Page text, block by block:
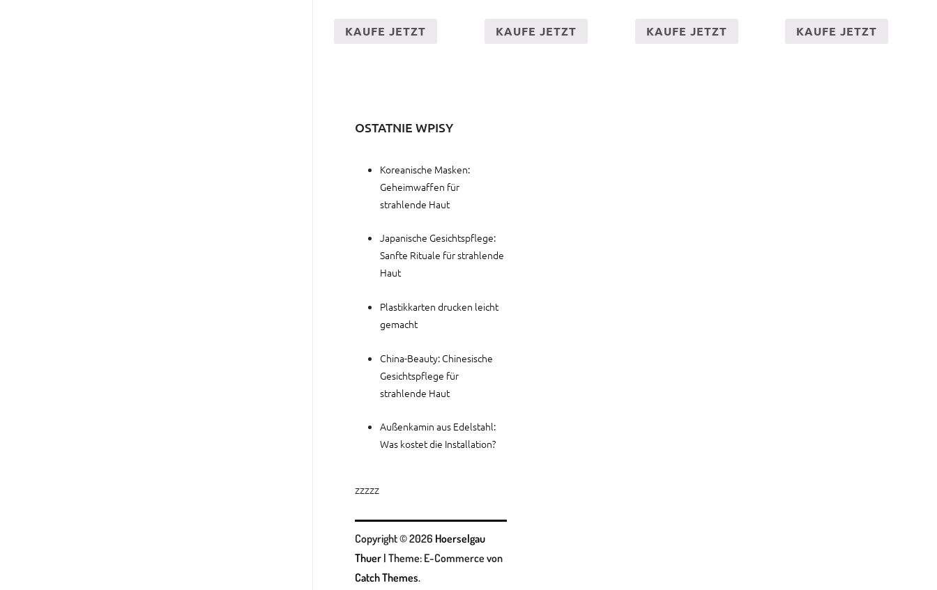
KAUFE JETZT KAUFE JETZT KAUFE JETZT KAUFE JETZT
OSTATNIE WPISY
Koreanische Masken:
Geheimwaffen für
strahlende Haut
Japanische Gesichtspflege:
Sanfte Rituale für strahlende
Haut
Plastikkarten drucken leicht
gemacht
China-Beauty: Chinesische
Gesichtspflege für
strahlende Haut
Außenkamin aus Edelstahl:
Was kostet die Installation?
zzzzz
Copyright © 2026 Hoerselgau
Thuer | Theme: E-Commerce von
Catch Themes.